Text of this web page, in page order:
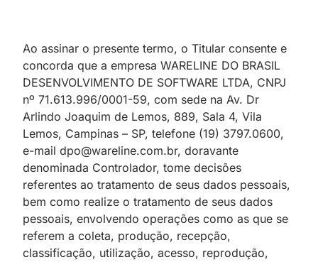
Ao assinar o presente termo, o Titular consente e
concorda que a empresa WARELINE DO BRASIL
DESENVOLVIMENTO DE SOFTWARE LTDA, CNPJ
nº 71.613.996/0001-59, com sede na Av. Dr
Arlindo Joaquim de Lemos, 889, Sala 4, Vila
Lemos, Campinas – SP, telefone (19) 3797.0600,
e-mail dpo@wareline.com.br, doravante
denominada Controlador, tome decisões
referentes ao tratamento de seus dados pessoais,
bem como realize o tratamento de seus dados
pessoais, envolvendo operações como as que se
referem a coleta, produção, recepção,
classificação, utilização, acesso, reprodução,